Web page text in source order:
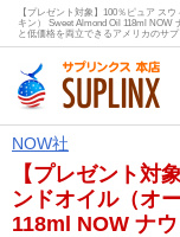
【プレゼント対象】100％ピュア ス
キン） Sweet Almond Oil 118ml
と低価格を両立できるアメリカのサ
NOW社
【プレゼント対
ンドオイル（オ
118ml NOW ナウ